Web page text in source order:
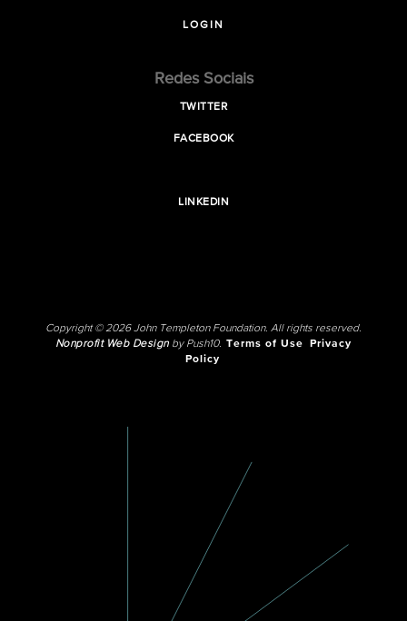
LOGIN
Redes Sociais
TWITTER
FACEBOOK
LINKEDIN
Copyright © 2026 John Templeton Foundation. All rights reserved.
Nonprofit Web Designby Push10. Terms of Use
Privacy
Policy